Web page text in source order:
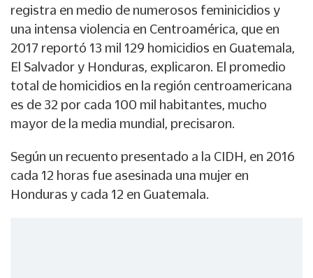
registra en medio de numerosos feminicidios y
una intensa violencia en Centroamérica, que en
2017 reportó 13 mil 129 homicidios en Guatemala,
El Salvador y Honduras, explicaron. El promedio
total de homicidios en la región centroamericana
es de 32 por cada 100 mil habitantes, mucho
mayor de la media mundial, precisaron.
Según un recuento presentado a la CIDH, en 2016
cada 12 horas fue asesinada una mujer en
Honduras y cada 12 en Guatemala.